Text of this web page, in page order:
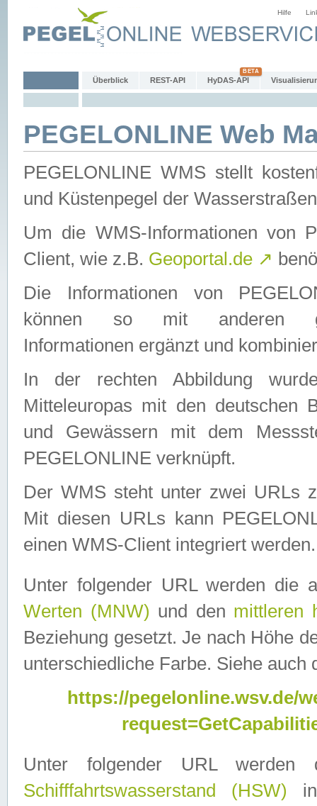
Hilfe
Überblick REST-API HyDAS-API
PEGELONLINE Web
PEGELONLINE WMS stellt
und Küstenpegel der
Um die WMS-Informationen von
Client, wie z.B. Geoportal.de ↗
Die Informationen von
können so mit anderen
Informationen ergänzt und
In der rechten Abbildung
Mitteleuropas mit den deutschen
und Gewässern mit dem
PEGELONLINE verknüpft.
Der WMS steht unter zwei URLs
Mit diesen URLs kann
einen WMS-Client integriert werden.
Unter folgender URL werden die
Werten (MNW) und den mittleren
Beziehung gesetzt. Je nach Höhe
unterschiedliche Farbe. Siehe auch
https://pegelonline.wsv.de/
Unter folgender URL
Schifffahrtswasserstand (HSW)